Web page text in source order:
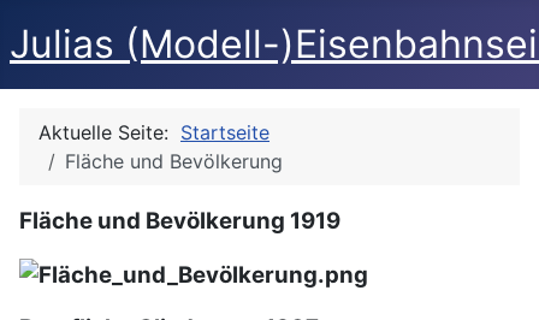
Julias (Modell-
Aktuelle Seite: Startseite
Fläche und Bevölkerung
Fläche und Bevölkerung 1919